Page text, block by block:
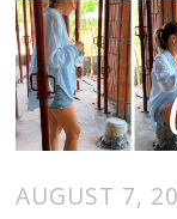
AUGUST 7,